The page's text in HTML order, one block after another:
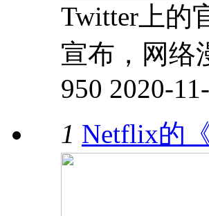
Twitter上的
宣布，网络
950 2020-
1 Netflix的